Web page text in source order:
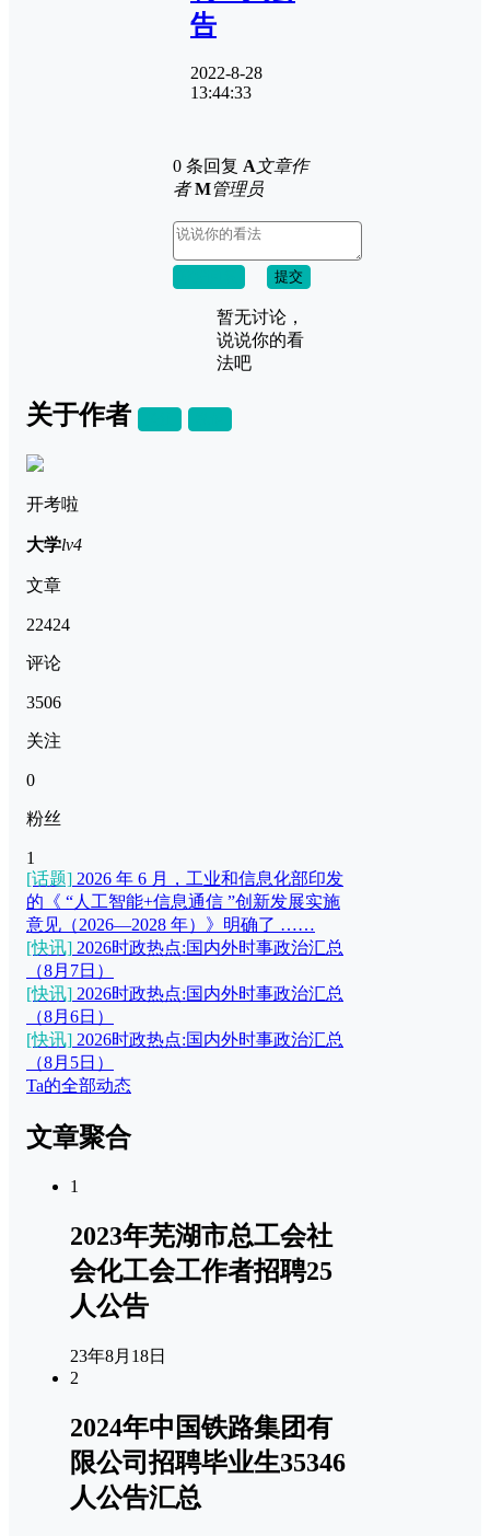
告
2022-8-28
13:44:33
0 条回复 A文章作
者 M管理员
提交
暂无讨论，
说说你的看
法吧
关于作者
开考啦
大学lv4
文章
22424
评论
3506
关注
0
粉丝
1
[话题] 2026 年 6 月，工业和信息化部印发
的《 “人工智能+信息通信 ”创新发展实施
意见（2026—2028 年）》明确了 ……
[快讯] 2026时政热点:国内外时事政治汇总
（8月7日）
[快讯] 2026时政热点:国内外时事政治汇总
（8月6日）
[快讯] 2026时政热点:国内外时事政治汇总
（8月5日）
Ta的全部动态
文章聚合
1
2023年芜湖市总工会社
会化工会工作者招聘25
人公告
23年8月18日
2
2024年中国铁路集团有
限公司招聘毕业生35346
人公告汇总